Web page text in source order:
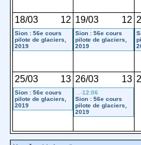
18/03 12
Sion : 56e cours
pilote de glaciers,
2019
19/03 12
Sion : 56e cours
pilote de glaciers,
2019
25/03 13
Sion : 56e cours
pilote de glaciers,
2019
26/03 13
...-12:06
Sion : 56e cours
pilote de glaciers,
2019